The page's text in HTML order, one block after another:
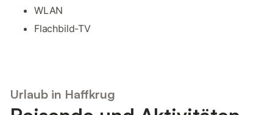
WLAN
Flachbild-TV
Urlaub in Haffkrug